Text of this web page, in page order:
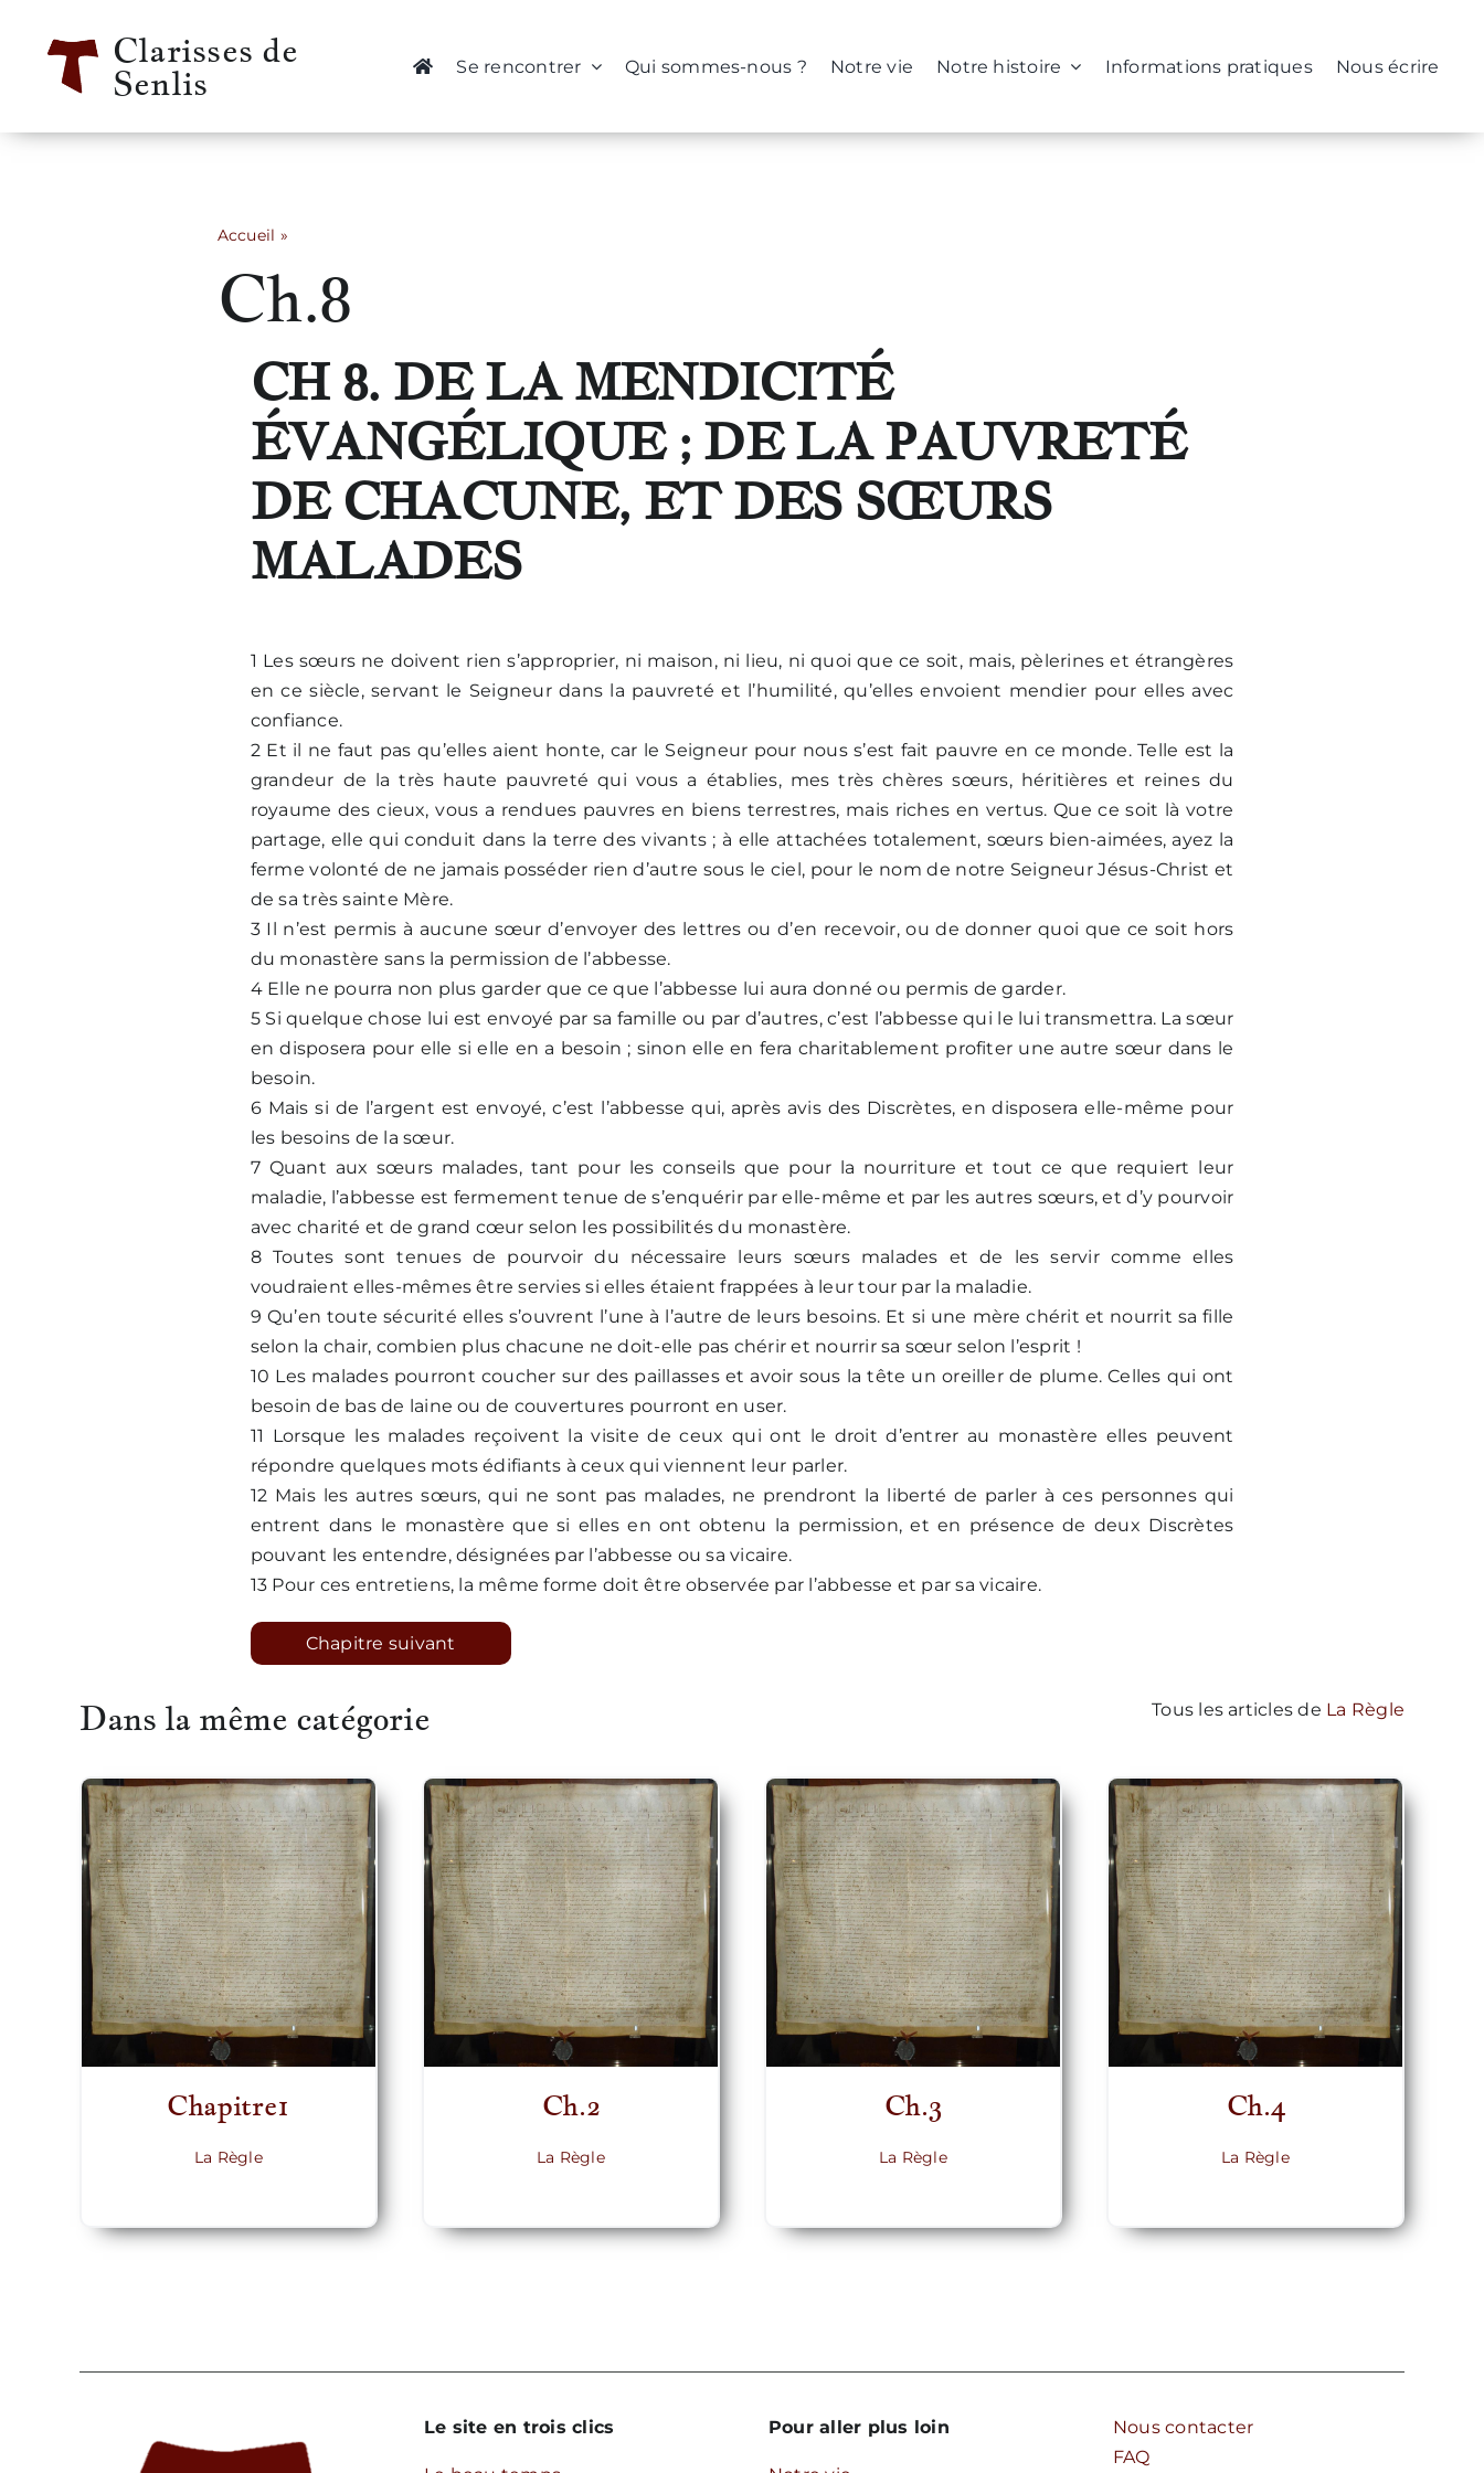
contenu
Clarisses de
Senlis Se rencontrer Qui sommes-nous ? Notre vie Notre histoire Informations pratiques Nous écrire
Accueil »
Ch.8
CH 8. DE LA MENDICITÉ
ÉVANGÉLIQUE ; DE LA PAUVRETÉ
DE CHACUNE, ET DES SŒURS
MALADES
1 Les sœurs ne doivent rien s’approprier, ni maison, ni lieu, ni quoi que ce soit, mais, pèlerines et étrangères
en ce siècle, servant le Seigneur dans la pauvreté et l’humilité, qu’elles envoient mendier pour elles avec
confiance.
2 Et il ne faut pas qu’elles aient honte, car le Seigneur pour nous s’est fait pauvre en ce monde. Telle est la
grandeur de la très haute pauvreté qui vous a établies, mes très chères sœurs, héritières et reines du
royaume des cieux, vous a rendues pauvres en biens terrestres, mais riches en vertus. Que ce soit là votre
partage, elle qui conduit dans la terre des vivants ; à elle attachées totalement, sœurs bien-aimées, ayez la
ferme volonté de ne jamais posséder rien d’autre sous le ciel, pour le nom de notre Seigneur Jésus-Christ et
de sa très sainte Mère.
3 Il n’est permis à aucune sœur d’envoyer des lettres ou d’en recevoir, ou de donner quoi que ce soit hors
du monastère sans la permission de l’abbesse.
4 Elle ne pourra non plus garder que ce que l’abbesse lui aura donné ou permis de garder.
5 Si quelque chose lui est envoyé par sa famille ou par d’autres, c’est l’abbesse qui le lui transmettra. La sœur
en disposera pour elle si elle en a besoin ; sinon elle en fera charitablement profiter une autre sœur dans le
besoin.
6 Mais si de l’argent est envoyé, c’est l’abbesse qui, après avis des Discrètes, en disposera elle-même pour
les besoins de la sœur.
7 Quant aux sœurs malades, tant pour les conseils que pour la nourriture et tout ce que requiert leur
maladie, l’abbesse est fermement tenue de s’enquérir par elle-même et par les autres sœurs, et d’y pourvoir
avec charité et de grand cœur selon les possibilités du monastère.
8 Toutes sont tenues de pourvoir du nécessaire leurs sœurs malades et de les servir comme elles
voudraient elles-mêmes être servies si elles étaient frappées à leur tour par la maladie.
9 Qu’en toute sécurité elles s’ouvrent l’une à l’autre de leurs besoins. Et si une mère chérit et nourrit sa fille
selon la chair, combien plus chacune ne doit-elle pas chérir et nourrir sa sœur selon l’esprit !
10 Les malades pourront coucher sur des paillasses et avoir sous la tête un oreiller de plume. Celles qui ont
besoin de bas de laine ou de couvertures pourront en user.
11 Lorsque les malades reçoivent la visite de ceux qui ont le droit d’entrer au monastère elles peuvent
répondre quelques mots édifiants à ceux qui viennent leur parler.
12 Mais les autres sœurs, qui ne sont pas malades, ne prendront la liberté de parler à ces personnes qui
entrent dans le monastère que si elles en ont obtenu la permission, et en présence de deux Discrètes
pouvant les entendre, désignées par l’abbesse ou sa vicaire.
13 Pour ces entretiens, la même forme doit être observée par l’abbesse et par sa vicaire.
Chapitre suivant
Dans la même catégorie Tous les articles de La Règle
Chapitre1
La Règle
Ch.2
La Règle
Ch.3
La Règle
Ch.4
La Règle
Le site en trois clics Pour aller plus loin
Nous contacter
FAQ